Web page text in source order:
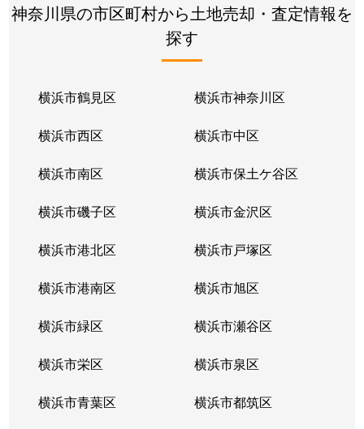
神奈川県の市区町村から土地売却・査定情報を
探す
横浜市鶴見区 横浜市神奈川区
横浜市西区 横浜市中区
横浜市南区 横浜市保土ケ谷区
横浜市磯子区 横浜市金沢区
横浜市港北区 横浜市戸塚区
横浜市港南区 横浜市旭区
横浜市緑区 横浜市瀬谷区
横浜市栄区 横浜市泉区
横浜市青葉区 横浜市都筑区